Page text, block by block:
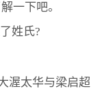
一下吧。
渥太华与梁启超